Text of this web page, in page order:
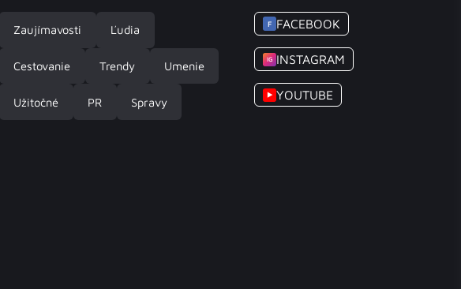
Zaujímavosti Ľudia
Cestovanie Trendy Umenie
Užitočné PR Spravy
F FACEBOOK
IG INSTAGRAM
▶ YOUTUBE